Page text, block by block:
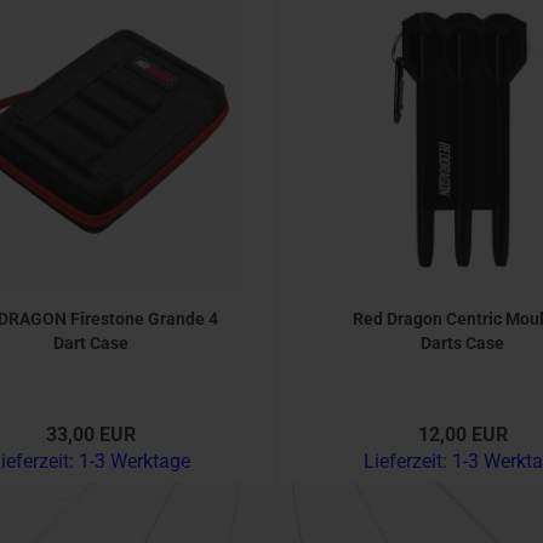
Firestone Grande 4
Dart Case
33,00 EUR
1-3 Werktage
Red Dragon Centric
Darts Case
12,00 EUR
Lieferzeit: 1-3